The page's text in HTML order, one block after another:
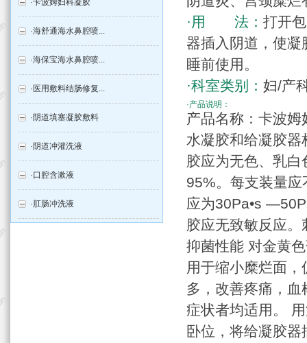
·用 法： 打开
器插入阴道，使
睡前使用。
·科室类别： 妇/产
·产品说明：
产品名称：卡波
水凝胶和给凝胶
胶应为无色、乳
95%。每支装量
应为30Pa•s
胶应无致敏反应
抑菌性能 对金黄
用于缩小糜烂面
多，改善疼痛，
症状者均适用。
卧位，将给凝胶
·卡波姆妇科凝胶
·海舒通海水鼻腔喷...
·海保宝海水鼻腔喷...
· 医用敷料结肠修复...
· 阴道填塞凝胶敷料
· 阴道冲灌洗液
·口腔含漱液
·肛肠冲洗液